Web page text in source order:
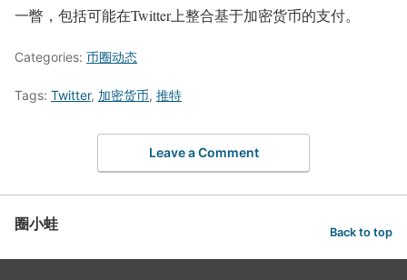
一瞥，包括可能在Twitter上整合基于加密货币的支付。
Categories: 币圈动态
Tags: Twitter, 加密货币, 推特
Leave a Comment
圈小蛙 Back to top